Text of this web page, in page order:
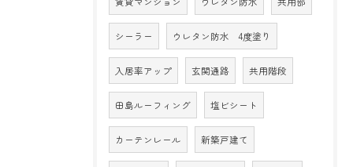
シーラー ウレタン防水 4度塗り
入居率アップ 玄関通路 共用階段
田島ルーフィング 塩ビシート
カーテンレール 新築戸建て